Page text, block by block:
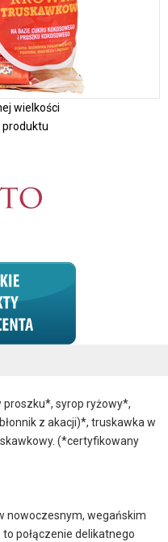
wielkości
syrop ryżowy*,
z akacji)*, truskawka w
(*certyfikowany
nowoczesnym, wegańskim
połączenie delikatnego